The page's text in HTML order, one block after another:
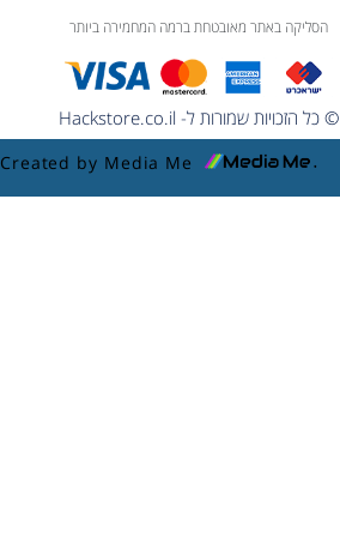
הסליקה באתר מאובטחת ברמה המחמירה ביותר
© כל הזכויות שמורות ל- Hackstore.co.il
Created by Media Me